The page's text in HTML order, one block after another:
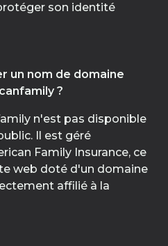
son identité
un nom de domaine
?
n'est pas disponible
Il est géré
Family Insurance, ce
web doté d'un domaine
affilié à la